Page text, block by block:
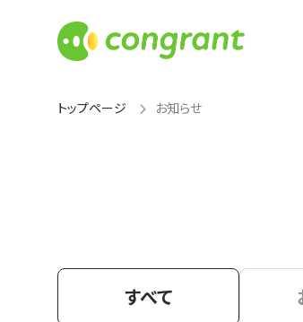
トップページ お知らせ
すべて